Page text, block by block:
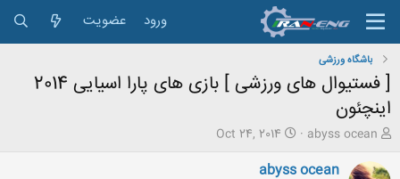
ورود عضویت
باشگاه ورزشی
[ فستیوال های ورزشی ] بازی های پارا اسیایی 2014
اینچئون
ش
و
abyss ocean
ت
ر
Oct 24, 2014
abyss ocean